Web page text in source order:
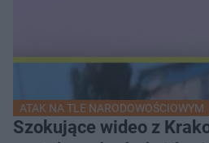
ATAK NA TLE NARODOWOŚCIOWYM
Szokujące wideo z